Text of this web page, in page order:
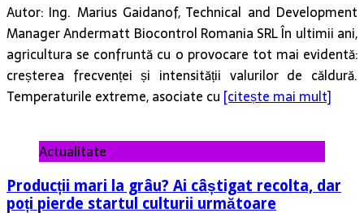
Autor: Ing. Marius Gaidanof, Technical and Development
Manager Andermatt Biocontrol Romania SRL În ultimii ani,
agricultura se confruntă cu o provocare tot mai evidentă:
creșterea frecvenței și intensității valurilor de căldură.
Temperaturile extreme, asociate cu [citește mai mult]
Actualitate
Producții mari la grâu? Ai câștigat recolta, dar
poți pierde startul culturii următoare